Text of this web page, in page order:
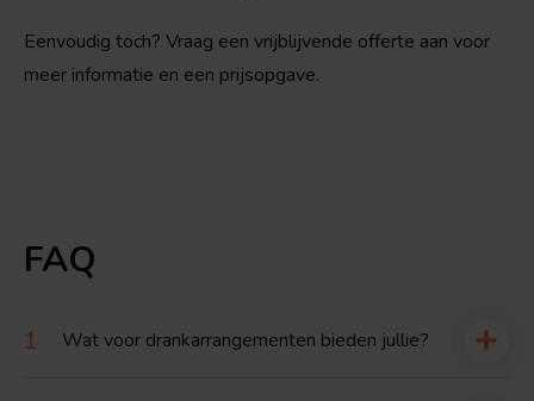
Eenvoudig toch? Vraag een vrijblijvende offerte aan voor
meer informatie en een prijsopgave.
FAQ
Wat voor drankarrangementen bieden jullie?